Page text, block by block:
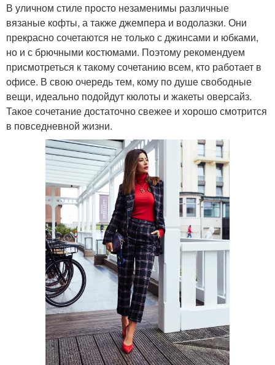
В уличном стиле просто незаменимы различные
вязаные кофты, а также джемпера и водолазки. Они
прекрасно сочетаются не только с джинсами и юбками,
но и с брючными костюмами. Поэтому рекомендуем
присмотреться к такому сочетанию всем, кто работает в
офисе. В свою очередь тем, кому по душе свободные
вещи, идеально подойдут кюлоты и жакеты оверсайз.
Такое сочетание достаточно свежее и хорошо смотрится
в повседневной жизни.